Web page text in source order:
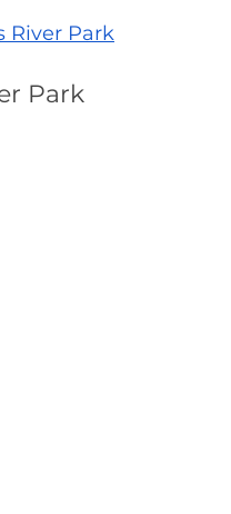
River Park
Park